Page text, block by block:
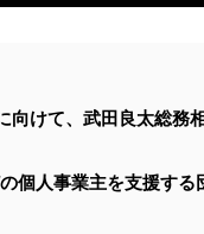
けて、武田良太総務
個人事業主を支援する